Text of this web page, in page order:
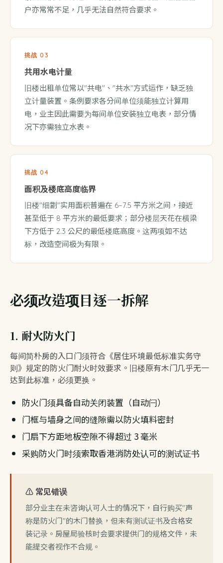
户亦常常不足，几乎无法自然符合要求。
挑战 03
共用水电计量
旧楼出租单位常以"共电"、"共水"方式运作，缺乏独
立计量装置。条例要求各分间单位须能独立计算用
电，业主因此需要为每间单位安装独立电表，部分情
况下亦需独立水表。
挑战 04
面积及楼底高度临界
旧楼"细劏"实用面积普遍在 6–7.5 平方米之间，接近
甚至低于 8 平方米的最低要求；部分楼层天花在横梁
下方低于 2.3 公尺的最低楼底高度。这两项如不达
标，改造空间极为有限。
必须改造项目逐一拆解
1. 耐火防火门
每间简朴房的入口门须符合《居住环境最低标准实务守
则》规定的防火门耐火时效要求。旧楼原有木门几乎无一
达到此标准，必须更换。
防火门须具备自动关闭装置（自动闩）
门框与墙身之间的缝隙需以防火填料密封
门扇下方距地板空隙不得超过 3 毫米
采购防火门时须索取香港消防处认可的测试证书
⚠️ 常见错误
部分业主在未咨询认可人士的情况下，自行购买"声
称是防火门"的木门替换，但未有测试证书及合格安
装记录。房屋局验核时会要求提供门的规格文件，未
能提交者视作不合规。